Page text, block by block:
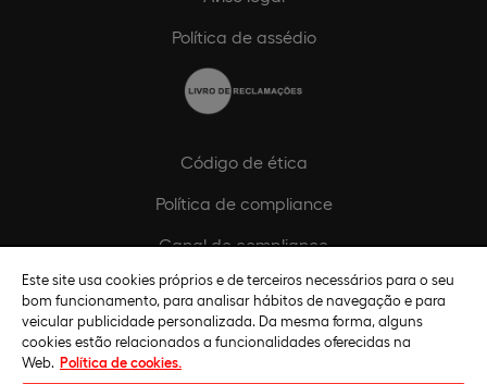
Política de assédio
Código de ética
Política de compliance
Canal de compliance
Plano de Igualdade de Género
Este site usa cookies próprios e de terceiros necessários para o seu
bom funcionamento, para analisar hábitos de navegação e para
veicular publicidade personalizada. Da mesma forma, alguns
cookies estão relacionados a funcionalidades oferecidas na
Web. Política de cookies.